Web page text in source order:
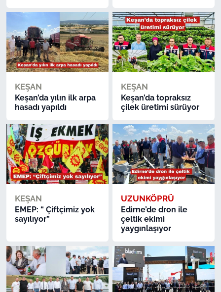
KEŞAN
Keşan’da yılın ilk arpa
hasadı yapıldı
KEŞAN
Keşan’da topraksız
çilek üretimi sürüyor
KEŞAN
EMEP: “ Çiftçimiz yok
sayılıyor”
UZUNKÖPRÜ
Edirne’de dron ile
çeltik ekimi
yaygınlaşıyor
KIRKLARELİ
ÇANAKKALE
TÜRKİYE
Bölge
Güvenlik
Genel
Politika
Flaş Haber
Magazin
İş Dünyası